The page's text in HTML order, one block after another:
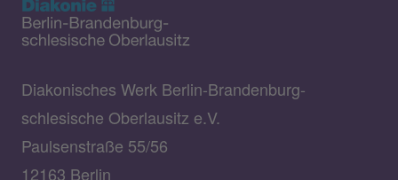
Diakonisches Werk Berlin-Brandenburg-
schlesische Oberlausitz e.V.
Paulsenstraße 55/56
12163 Berlin